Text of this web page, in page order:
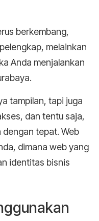
berkembang,
melainkan
Anda menjalankan
tampilan, tapi juga
dan tentu saja,
tepat. Web
dimana web yang
identitas bisnis